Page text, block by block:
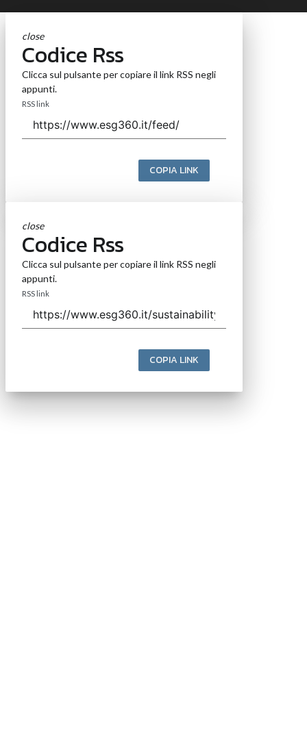
close
Codice Rss
Clicca sul pulsante per copiare il link RSS negli
appunti.
RSS link
COPIA LINK
close
Codice Rss
Clicca sul pulsante per copiare il link RSS negli
appunti.
RSS link
COPIA LINK